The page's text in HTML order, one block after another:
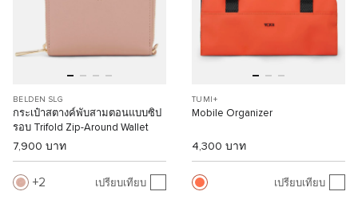
BELDEN SLG
กระเป๋าสตางค์พับสามตอนแบบซิป
รอบ Trifold Zip-Around Wallet
7,900 บาท
2 เปรียบเทียบ
TUMI+
Mobile Organizer
4,300 บาท
เปรียบเทียบ